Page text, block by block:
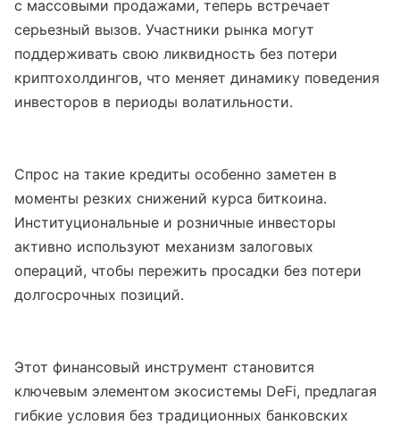
с массовыми продажами, теперь встречает
серьезный вызов. Участники рынка могут
поддерживать свою ликвидность без потери
криптохолдингов, что меняет динамику поведения
инвесторов в периоды волатильности.
Спрос на такие кредиты особенно заметен в
моменты резких снижений курса биткоина.
Институциональные и розничные инвесторы
активно используют механизм залоговых
операций, чтобы пережить просадки без потери
долгосрочных позиций.
Этот финансовый инструмент становится
ключевым элементом экосистемы DeFi, предлагая
гибкие условия без традиционных банковских